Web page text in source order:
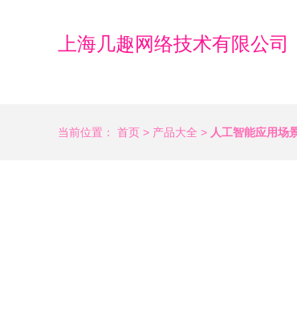
上海几趣网络技术有限公司
当前位置： 首页 > 产品大全 > 人工智能应用场